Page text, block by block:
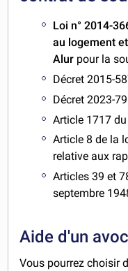
Loi n° 2014-
au logement
Alur pour la
Décret 2015-
Décret 2023-
Article 1717
Article 8 de la
relative aux
Articles 39 et
septembre
Aide d'un
Vous pourrez choisir